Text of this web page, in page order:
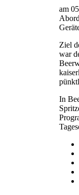
am
Ziel
war
In